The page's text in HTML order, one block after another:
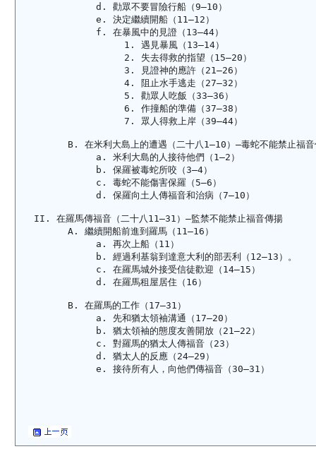
勸眾不要冒險行船（9—10）
決定繼續開船（11—12）
在暴風中的見證（13—44）
遇見暴風（13—14）
失去得救的指望（15—20）
見證神的應許（21—26）
阻止水手逃走（27—32）
勸眾人吃飯（33—36）
作撞船的準備（37—38）
眾人得救上岸（39—44）
在米利大島上的遭遇（二十八1—10）—毒蛇不能禁止福
米利大島的人接待他們（1—2）
保羅被毒蛇所咬（3—4）
毒蛇不能傷害保羅（5—6）
保羅向土人傳福音和治病（7—10）
在羅馬傳福音（二十八11—31）—監禁不能禁止福音傳揚
繼續開船前進到羅馬（11—16）
再次上船（11）
經過利基翁到達意大利的部丟利（12—13）。
在羅馬城外接受信徒歡迎（14—15）
在羅馬租屋居住（16）
在羅馬的工作（17—31）
先和猶太領袖溝通（17—20）
猶太領袖的態度友善開放（21—22）
對羅馬的猶太人傳福音（23）
猶太人的反應（24—29）
接待所有人，向他們傳福音（30—31）